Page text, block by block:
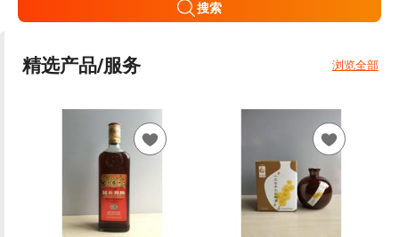
搜索
精选产品/服务 浏览全部